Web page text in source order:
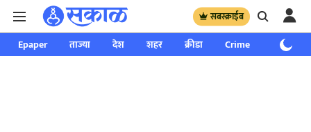
सबस्क्राईब
Epaper ताज्या देश शहर क्रीडा Crime साप्ताहिक